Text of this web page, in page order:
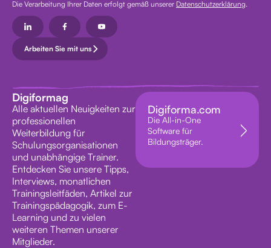
Die Verarbeitung Ihrer Daten erfolgt gemäß unserer Datenschutzerklärung.
Arbeiten Sie mit uns
Digiformag
Alle aktuellen Neuigkeiten zur
professionellen
Weiterbildung für
Schulungsorganisationen
und unabhängige Trainer.
Entdecken Sie unsere Tipps,
Interviews, monatlichen
Trainingsleitfäden, Artikel zur
Trainingspädagogik, zum E-
Learning und zu vielen
weiteren Themen unserer
Mitglieder.
Digiforma.com
Die All-in-One
Software für
Bildungsträger.